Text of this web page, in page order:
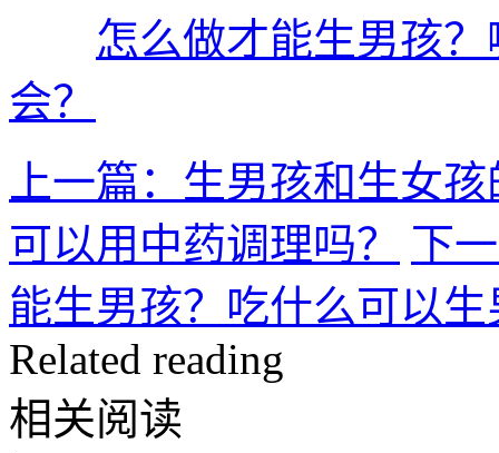
怎么做才能生男孩
会？
上一篇：生男孩和生女
可以用中药调理吗？
下
能生男孩？吃什么可以生
Related reading
相关阅读